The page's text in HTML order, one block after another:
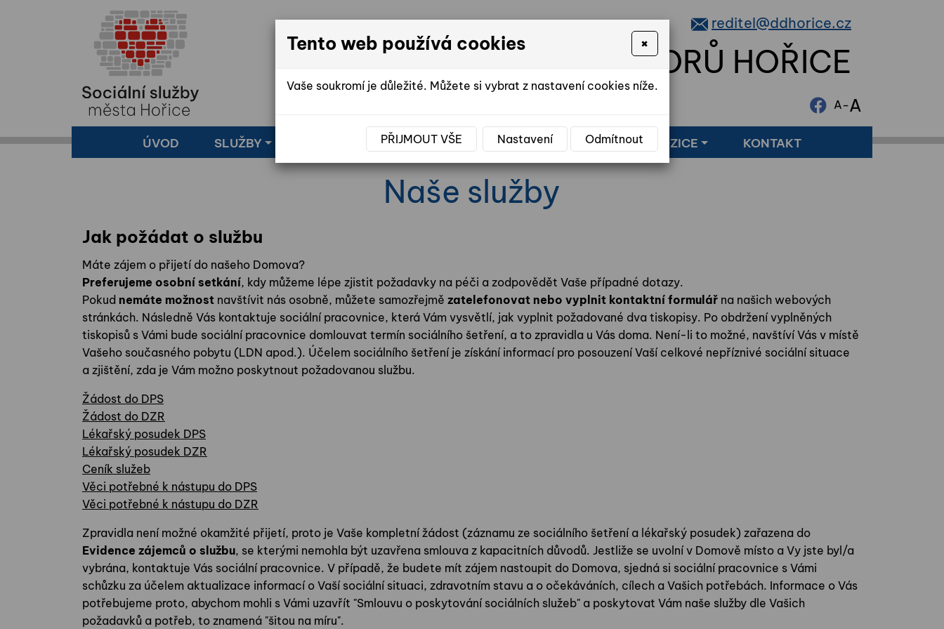
reditel@ddhorice.cz
DOMOV SENIORŮ HOŘICE
A-A
ÚVOD SLUŽBY ZE ŽIVOTA V DOMOVĚ FOTOGALERIE VOLNÉ POZICE KONTAKT
Naše služby
Jak požádat o službu
Máte zájem o přijetí do našeho Domova?
Preferujeme osobní setkání, kdy můžeme lépe zjistit požadavky na péči a zodpovědět Vaše případné dotazy.
Pokud nemáte možnost navštívit nás osobně, můžete samozřejmě zatelefonovat nebo vyplnit kontaktní formulář na našich webových
stránkách. Následně Vás kontaktuje sociální pracovnice, která Vám vysvětlí, jak vyplnit požadované dva tiskopisy. Po obdržení vyplněných
tiskopisů s Vámi bude sociální pracovnice domlouvat termín sociálního šetření, a to zpravidla u Vás doma. Není-li to možné, navštíví Vás v místě
Vašeho současného pobytu (LDN apod.). Účelem sociálního šetření je získání informací pro posouzení Vaší celkové nepříznivé sociální situace
a zjištění, zda je Vám možno poskytnout požadovanou službu.
Žádost do DPS
Žádost do DZR
Lékařský posudek DPS
Lékařský posudek DZR
Ceník služeb
Věci potřebné k nástupu do DPS
Věci potřebné k nástupu do DZR
Zpravidla není možné okamžité přijetí, proto je Vaše kompletní žádost (záznamu ze sociálního šetření a lékařský posudek) zařazena do
Evidence zájemců o službu, se kterými nemohla být uzavřena smlouva z kapacitních důvodů. Jestliže se uvolní v Domově místo a Vy jste byl/a
vybrána, kontaktuje Vás sociální pracovnice. V případě, že budete mít zájem nastoupit do Domova, sjedná si sociální pracovnice s Vámi
schůzku za účelem aktualizace informací o Vaší sociální situaci, zdravotním stavu a o očekáváních, cílech a Vašich potřebách. Informace o Vás
potřebujeme proto, abychom mohli s Vámi uzavřít "Smlouvu o poskytování sociálních služeb" a poskytovat Vám naše služby dle Vašich
požadavků a potřeb, to znamená "šitou na míru".
Tento web používá cookies ×
Vaše soukromí je důležité. Můžete si vybrat z nastavení cookies níže.
PŘIJMOUT VŠE Nastavení Odmítnout